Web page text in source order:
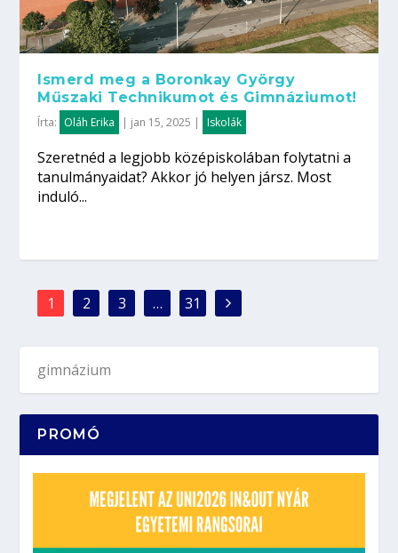
Ismerd meg a Boronkay György
Műszaki Technikumot és Gimnáziumot!
Írta: Oláh Erika | jan 15, 2025 | Iskolák
Szeretnéd a legjobb középiskolában folytatni a
tanulmányaidat? Akkor jó helyen jársz. Most
induló...
1 2 3 … 31
PROMÓ